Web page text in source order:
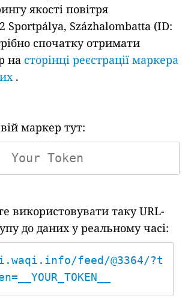
якості повітря
Sportpálya, Százhalombatta (ID:
спочатку отримати
на сторінці реєстрації маркера
.
маркер тут:
використовувати таку URL-
до даних у реальному часі:
feed/@3364/?t